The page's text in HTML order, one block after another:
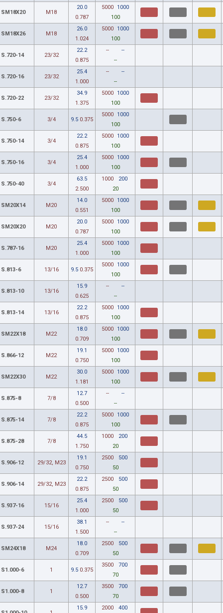
SM18X20 M18
20.0
0.787
5000
1000
100
SM18X26 M18
26.0
1.024
5000
1000
100
S.720-14 23/32
22.2
0.875
--
--
--
S.720-16 23/32
25.4
1.000
--
--
--
S.720-22 23/32
34.9
1.375
5000
1000
100
S.750-6 3/4 9.5 0.375
5000
1000
100
S.750-14 3/4
22.2
0.875
5000
1000
100
S.750-16 3/4
25.4
1.000
5000
1000
100
S.750-40 3/4
63.5
2.500
1000
200
20
SM20X14 M20
14.0
0.551
5000
1000
100
SM20X20 M20
20.0
0.787
5000
1000
100
S.787-16 M20
25.4
1.000
5000
1000
100
S.813-6 13/16 9.5 0.375
5000
1000
100
S.813-10 13/16
15.9
0.625
--
--
--
S.813-14 13/16
22.2
0.875
5000
1000
100
SM22X18 M22
18.0
0.709
5000
1000
100
S.866-12 M22
19.1
0.750
5000
1000
100
SM22X30 M22
30.0
1.181
5000
1000
100
S.875-8 7/8
12.7
0.500
--
--
--
S.875-14 7/8
22.2
0.875
5000
1000
100
S.875-28 7/8
44.5
1.750
1000
200
20
S.906-12 29/32, M23
19.1
0.750
2500
500
50
S.906-14 29/32, M23
22.2
0.875
2500
500
50
S.937-16 15/16
25.4
1.000
2500
500
50
S.937-24 15/16
38.1
1.500
--
--
--
SM24X18 M24
18.0
0.709
2500
500
50
S1.000-6 1 9.5 0.375
3500
700
70
S1.000-8 1
12.7
0.500
3500
700
70
15.9 2000 400